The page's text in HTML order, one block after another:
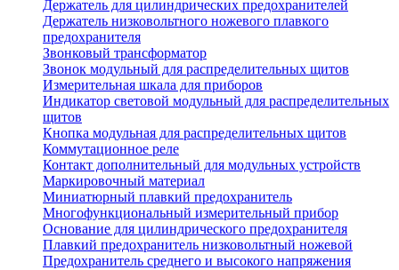
Держатель для цилиндрических предохранителей
Держатель низковольтного ножевого плавкого
предохранителя
Звонковый трансформатор
Звонок модульный для распределительных щитов
Измерительная шкала для приборов
Индикатор световой модульный для распределительных
щитов
Кнопка модульная для распределительных щитов
Коммутационное реле
Контакт дополнительный для модульных устройств
Маркировочный материал
Миниатюрный плавкий предохранитель
Многофункциональный измерительный прибор
Основание для цилиндрического предохранителя
Плавкий предохранитель низковольтный ножевой
Предохранитель среднего и высокого напряжения